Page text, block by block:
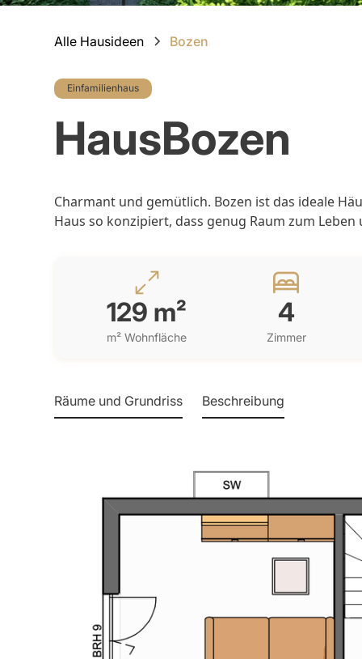
Alle Hausideen
Bozen
Einfamilienhaus
HausBozen
Charmant und gemütlich. Bozen ist das ideale
Haus so konzipiert, dass genug Raum zum
129 m²
m² Wohnfläche
4
Zimmer
Räume und Grundriss Beschreibung